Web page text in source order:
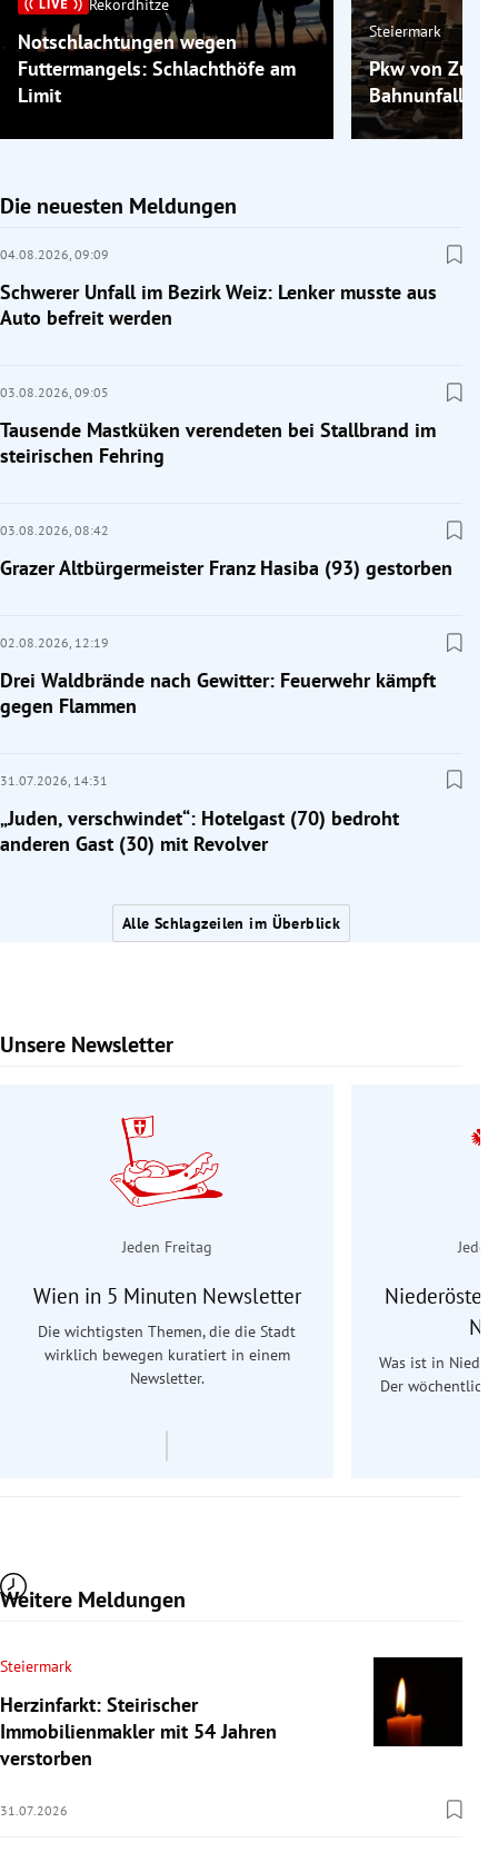
Notschlachtungen wegen
Futtermangels: Schlachthöfe am
Limit
Steiermark
Pkw von Zug
Bahnunfall
Die neuesten Meldungen
04.08.2026, 09:09
Schwerer Unfall im Bezirk Weiz: Lenker musste aus
Auto befreit werden
03.08.2026, 09:05
Tausende Mastküken verendeten bei Stallbrand im
steirischen Fehring
03.08.2026, 08:42
Grazer Altbürgermeister Franz Hasiba (93) gestorben
02.08.2026, 12:19
Drei Waldbrände nach Gewitter: Feuerwehr kämpft
gegen Flammen
31.07.2026, 14:31
„Juden, verschwindet“: Hotelgast (70) bedroht
anderen Gast (30) mit Revolver
Alle Schlagzeilen im Überblick
Unsere Newsletter
Slide 1 von 9
Jeden Freitag
Wien in 5 Minuten Newsletter
Die wichtigsten Themen, die die Stadt
wirklich bewegen kuratiert in einem
Newsletter.
Was ist in
Der
Weitere Meldungen
Steiermark
Herzinfarkt: Steirischer
Immobilienmakler mit 54 Jahren
verstorben
31.07.2026